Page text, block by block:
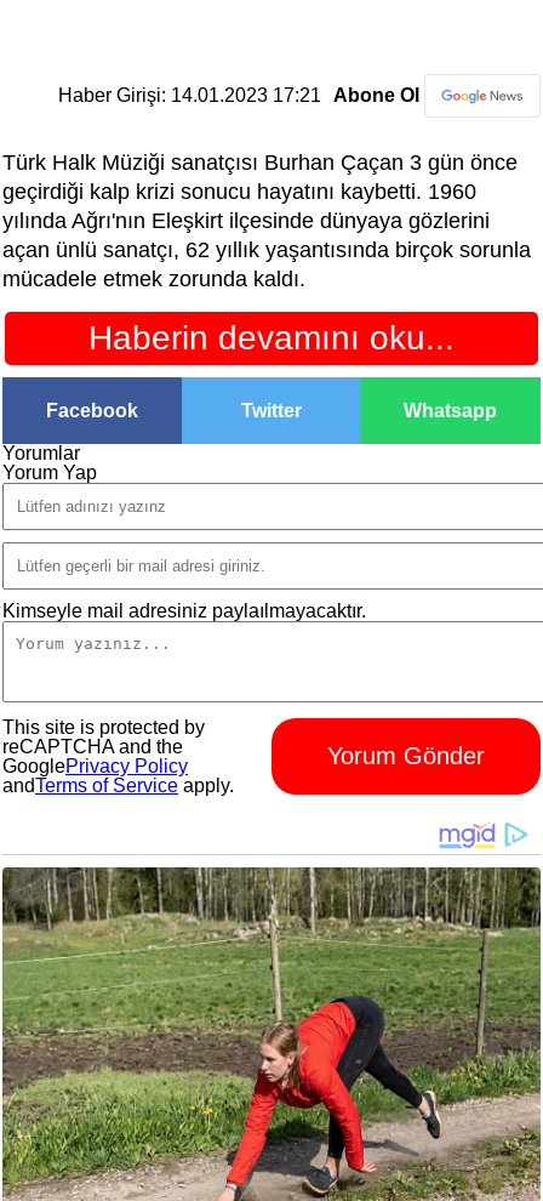
Haber Girişi: 14.01.2023 17:21 Abone Ol
Türk Halk Müziği sanatçısı Burhan Çaçan 3 gün önce
geçirdiği kalp krizi sonucu hayatını kaybetti. 1960
yılında Ağrı'nın Eleşkirt ilçesinde dünyaya gözlerini
açan ünlü sanatçı, 62 yıllık yaşantısında birçok sorunla
mücadele etmek zorunda kaldı.
Haberin devamını oku...
Facebook Twitter Whatsapp
Yorumlar
Yorum Yap
Kimseyle mail adresiniz paylaılmayacaktır.
Yorum Gönder
This site is protected by
reCAPTCHA and the
GooglePrivacy Policy
andTerms of Service apply.